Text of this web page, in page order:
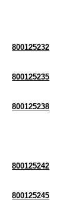
800125232
800125235
800125238
800125242
800125245